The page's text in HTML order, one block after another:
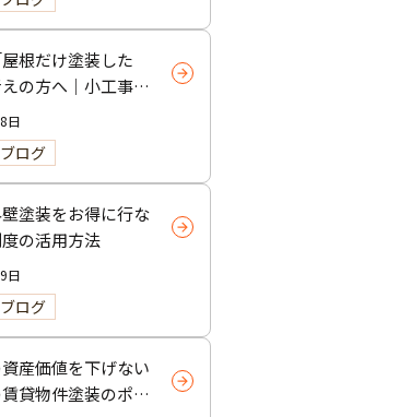
根だけ塗装した
の方へ｜小工事・
でも大歓迎！
日
ログ
塗装をお得に行な
の活用方法
日
ログ
産価値を下げない
賃貸物件塗装のポイ